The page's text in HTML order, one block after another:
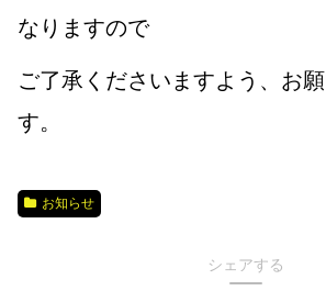
なりますので
ご了承くださいますよう、お
す。
お知らせ
シェアする